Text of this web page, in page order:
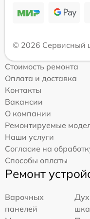
© 2026 Сервисный
Стоимость ремонта
Оплата и доставка
Контакты
Вакансии
О компании
Ремонтируемые
Наши услуги
Согласие на
Способы оплаты
Ремонт
Варочных
панелей